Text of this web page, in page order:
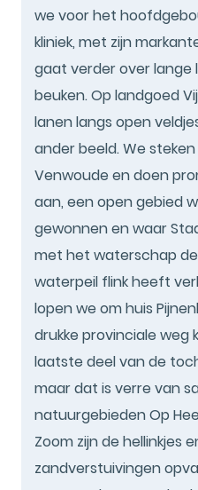
we voor het
kliniek, met zijn
gaat verder over lange
beuken. Op landgoed
lanen langs open
ander beeld. We
Venwoude en doen
aan, een open gebied
gewonnen en waar
met het waterschap
waterpeil flink heeft
lopen we om huis
drukke provinciale weg
laatste deel van de
maar dat is verre van
natuurgebieden Op
Zoom zijn de hellinkjes
zandverstuivingen